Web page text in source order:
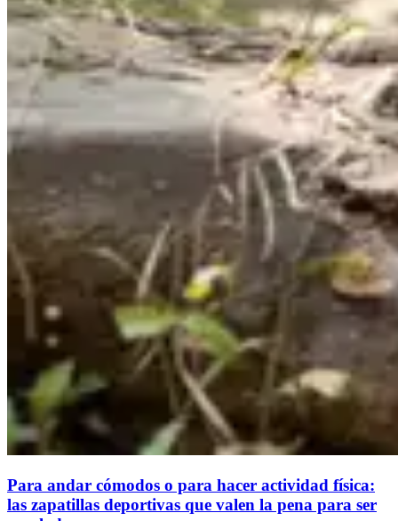
Para andar cómodos o para hacer actividad física:
las zapatillas deportivas que valen la pena para ser